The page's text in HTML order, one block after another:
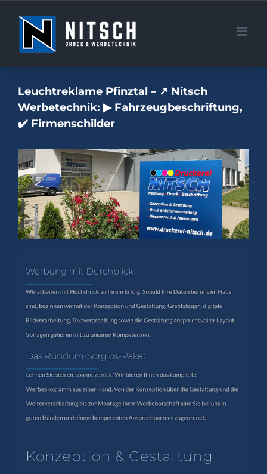
springen
Leuchtreklame Pfinztal – ↗️ Nitsch
Werbetechnik: ▶︎ Fahrzeugbeschriftung,
✔️ Firmenschilder